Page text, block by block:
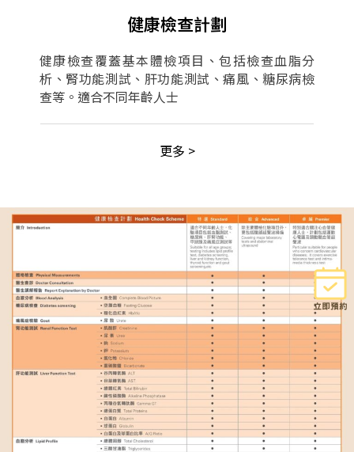
健康檢查計劃
健康檢查覆蓋基本體檢項目、包括檢查血脂分
析、腎功能測試、肝功能測試、痛風、糖尿病檢
查等。適合不同年齡人士
更多 >